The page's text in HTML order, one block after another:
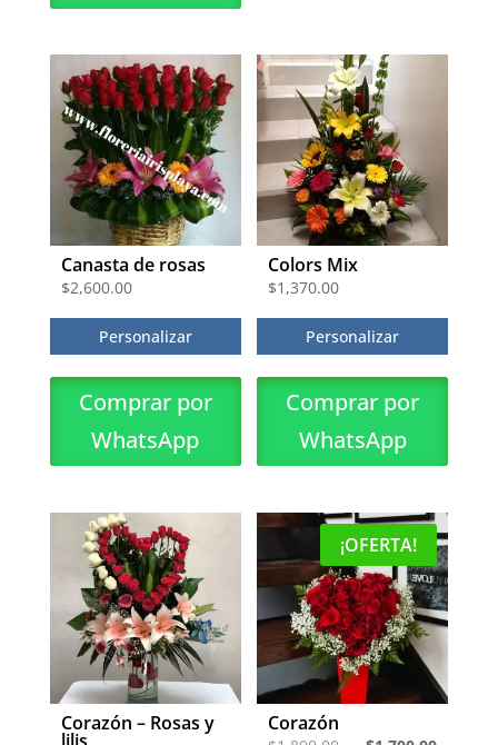
Canasta de rosas
$2,600.00
Personalizar
Comprar por
WhatsApp
Colors Mix
$1,370.00
Personalizar
Comprar por
WhatsApp
Corazón – Rosas y
lilis
¡OFERTA!
Corazón